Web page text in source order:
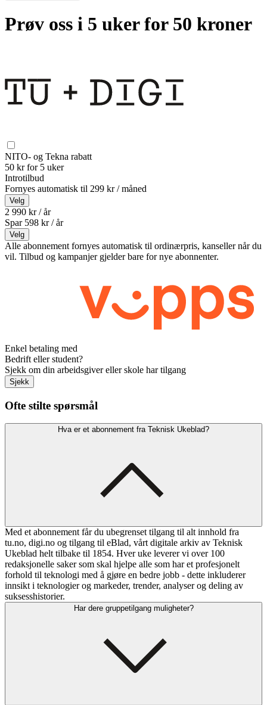
Prøv oss i 5 uker for 50 kroner
NITO- og Tekna rabatt
50 kr for 5 uker
Introtilbud
Fornyes automatisk til 299 kr / måned
Velg
2 990 kr / år
Spar 598 kr /år
Velg
Alle abonnement fornyes automatisk til ordinærpris, kanseller når du
vil. Tilbud og kampanjer gjelder bare for nye abonnenter.
Enkel betaling med
Bedrift eller student?
Sjekk om din arbeidsgiver eller skole har tilgang
Sjekk
Ofte stilte spørsmål
Hva er et abonnement fra Teknisk Ukeblad?
Med et abonnement får du ubegrenset tilgang til alt innhold fra
tu.no, digi.no og tilgang til eBlad, vårt digitale arkiv av Teknisk
Ukeblad helt tilbake til 1854. Hver uke leverer vi over 100
redaksjonelle saker som skal hjelpe alle som har et profesjonelt
forhold til teknologi med å gjøre en bedre jobb - dette inkluderer
innsikt i teknologier og markeder, trender, analyser og deling av
suksesshistorier.
Har dere gruppetilgang muligheter?